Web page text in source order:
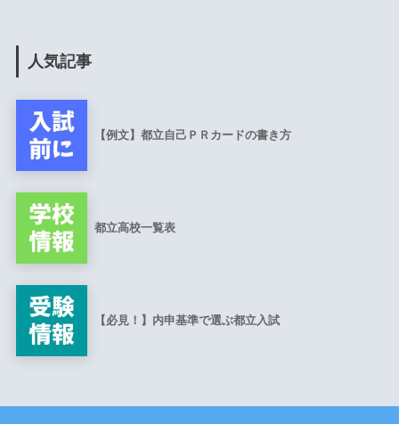
人気記事
【例文】都立自己ＰＲカードの書き方
都立高校一覧表
【必見！】内申基準で選ぶ都立入試